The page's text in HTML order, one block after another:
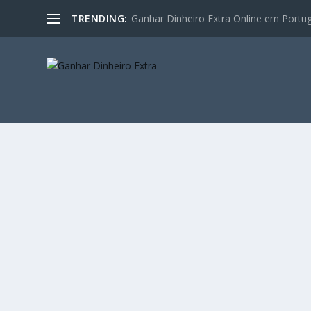
TRENDING: Ganhar Dinheiro Extra Online em